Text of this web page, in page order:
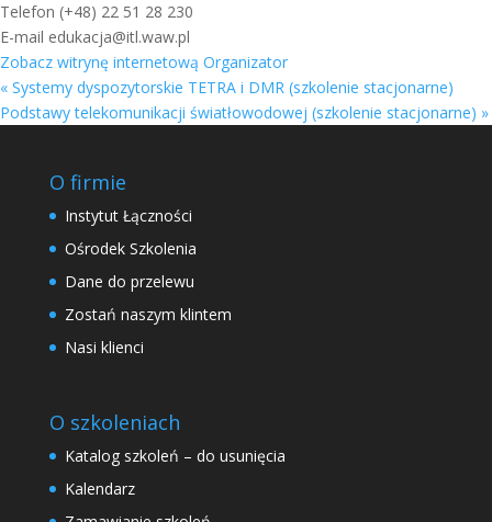
Telefon (+48) 22 51 28 230
E-mail edukacja@itl.waw.pl
Zobacz witrynę internetową Organizator
« Systemy dyspozytorskie TETRA i DMR (szkolenie stacjonarne)
Podstawy telekomunikacji światłowodowej (szkolenie stacjonarne) »
O firmie
Instytut Łączności
Ośrodek Szkolenia
Dane do przelewu
Zostań naszym klintem
Nasi klienci
O szkoleniach
Katalog szkoleń – do usunięcia
Kalendarz